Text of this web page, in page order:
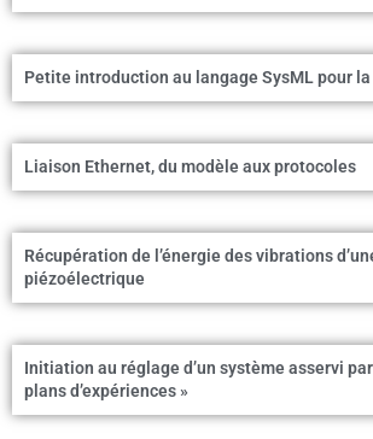
Petite introduction au langage SysML pour la
Liaison Ethernet, du modèle aux protocoles
Récupération de l’énergie des vibrations
piézoélectrique
Initiation au réglage d’un système asservi
plans d’expériences »